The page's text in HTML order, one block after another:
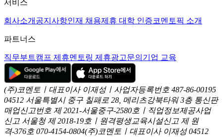
서비스
회사소개 공지사항인재 채용제휴 대학 인증코멘토픽 소개
파트너스
직무부트캠프 제휴멘토링 제휴광고문의 기업 교육
(주)코멘토ㅣ대표이사 이재성ㅣ사업자등록번호 487-86-00195
04512 서울특별시 중구 칠패로 28, 메리츠강북타워 3층 통신판
매업신고번호 제 2021-서울중구-2580호ㅣ직업정보제공사업
신고 서울청 제 2018-19호ㅣ원격평생교육시설신고 제 원
격-376호 070-4154-0804(주)코멘토ㅣ대표이사 이재성 04512